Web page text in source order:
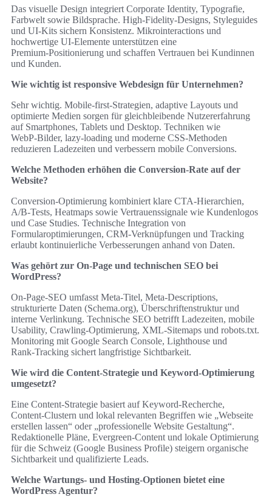
Das visuelle Design integriert Corporate Identity, Typografie,
Farbwelt sowie Bildsprache. High‑Fidelity‑Designs, Styleguides
und UI‑Kits sichern Konsistenz. Mikrointeractions und
hochwertige UI‑Elemente unterstützen eine
Premium‑Positionierung und schaffen Vertrauen bei Kundinnen
und Kunden.
Wie wichtig ist responsive Webdesign für Unternehmen?
Sehr wichtig. Mobile‑first‑Strategien, adaptive Layouts und
optimierte Medien sorgen für gleichbleibende Nutzererfahrung
auf Smartphones, Tablets und Desktop. Techniken wie
WebP‑Bilder, lazy‑loading und moderne CSS‑Methoden
reduzieren Ladezeiten und verbessern mobile Conversions.
Welche Methoden erhöhen die Conversion-Rate auf der
Website?
Conversion‑Optimierung kombiniert klare CTA‑Hierarchien,
A/B‑Tests, Heatmaps sowie Vertrauenssignale wie Kundenlogos
und Case Studies. Technische Integration von
Formularoptimierungen, CRM‑Verknüpfungen und Tracking
erlaubt kontinuierliche Verbesserungen anhand von Daten.
Was gehört zur On-Page und technischen SEO bei
WordPress?
On‑Page‑SEO umfasst Meta‑Titel, Meta‑Descriptions,
strukturierte Daten (Schema.org), Überschriftenstruktur und
interne Verlinkung. Technische SEO betrifft Ladezeiten, mobile
Usability, Crawling‑Optimierung, XML‑Sitemaps und robots.txt.
Monitoring mit Google Search Console, Lighthouse und
Rank‑Tracking sichert langfristige Sichtbarkeit.
Wie wird die Content-Strategie und Keyword-Optimierung
umgesetzt?
Eine Content‑Strategie basiert auf Keyword‑Recherche,
Content‑Clustern und lokal relevanten Begriffen wie „Webseite
erstellen lassen“ oder „professionelle Website Gestaltung“.
Redaktionelle Pläne, Evergreen‑Content und lokale Optimierung
für die Schweiz (Google Business Profile) steigern organische
Sichtbarkeit und qualifizierte Leads.
Welche Wartungs- und Hosting-Optionen bietet eine
WordPress Agentur?